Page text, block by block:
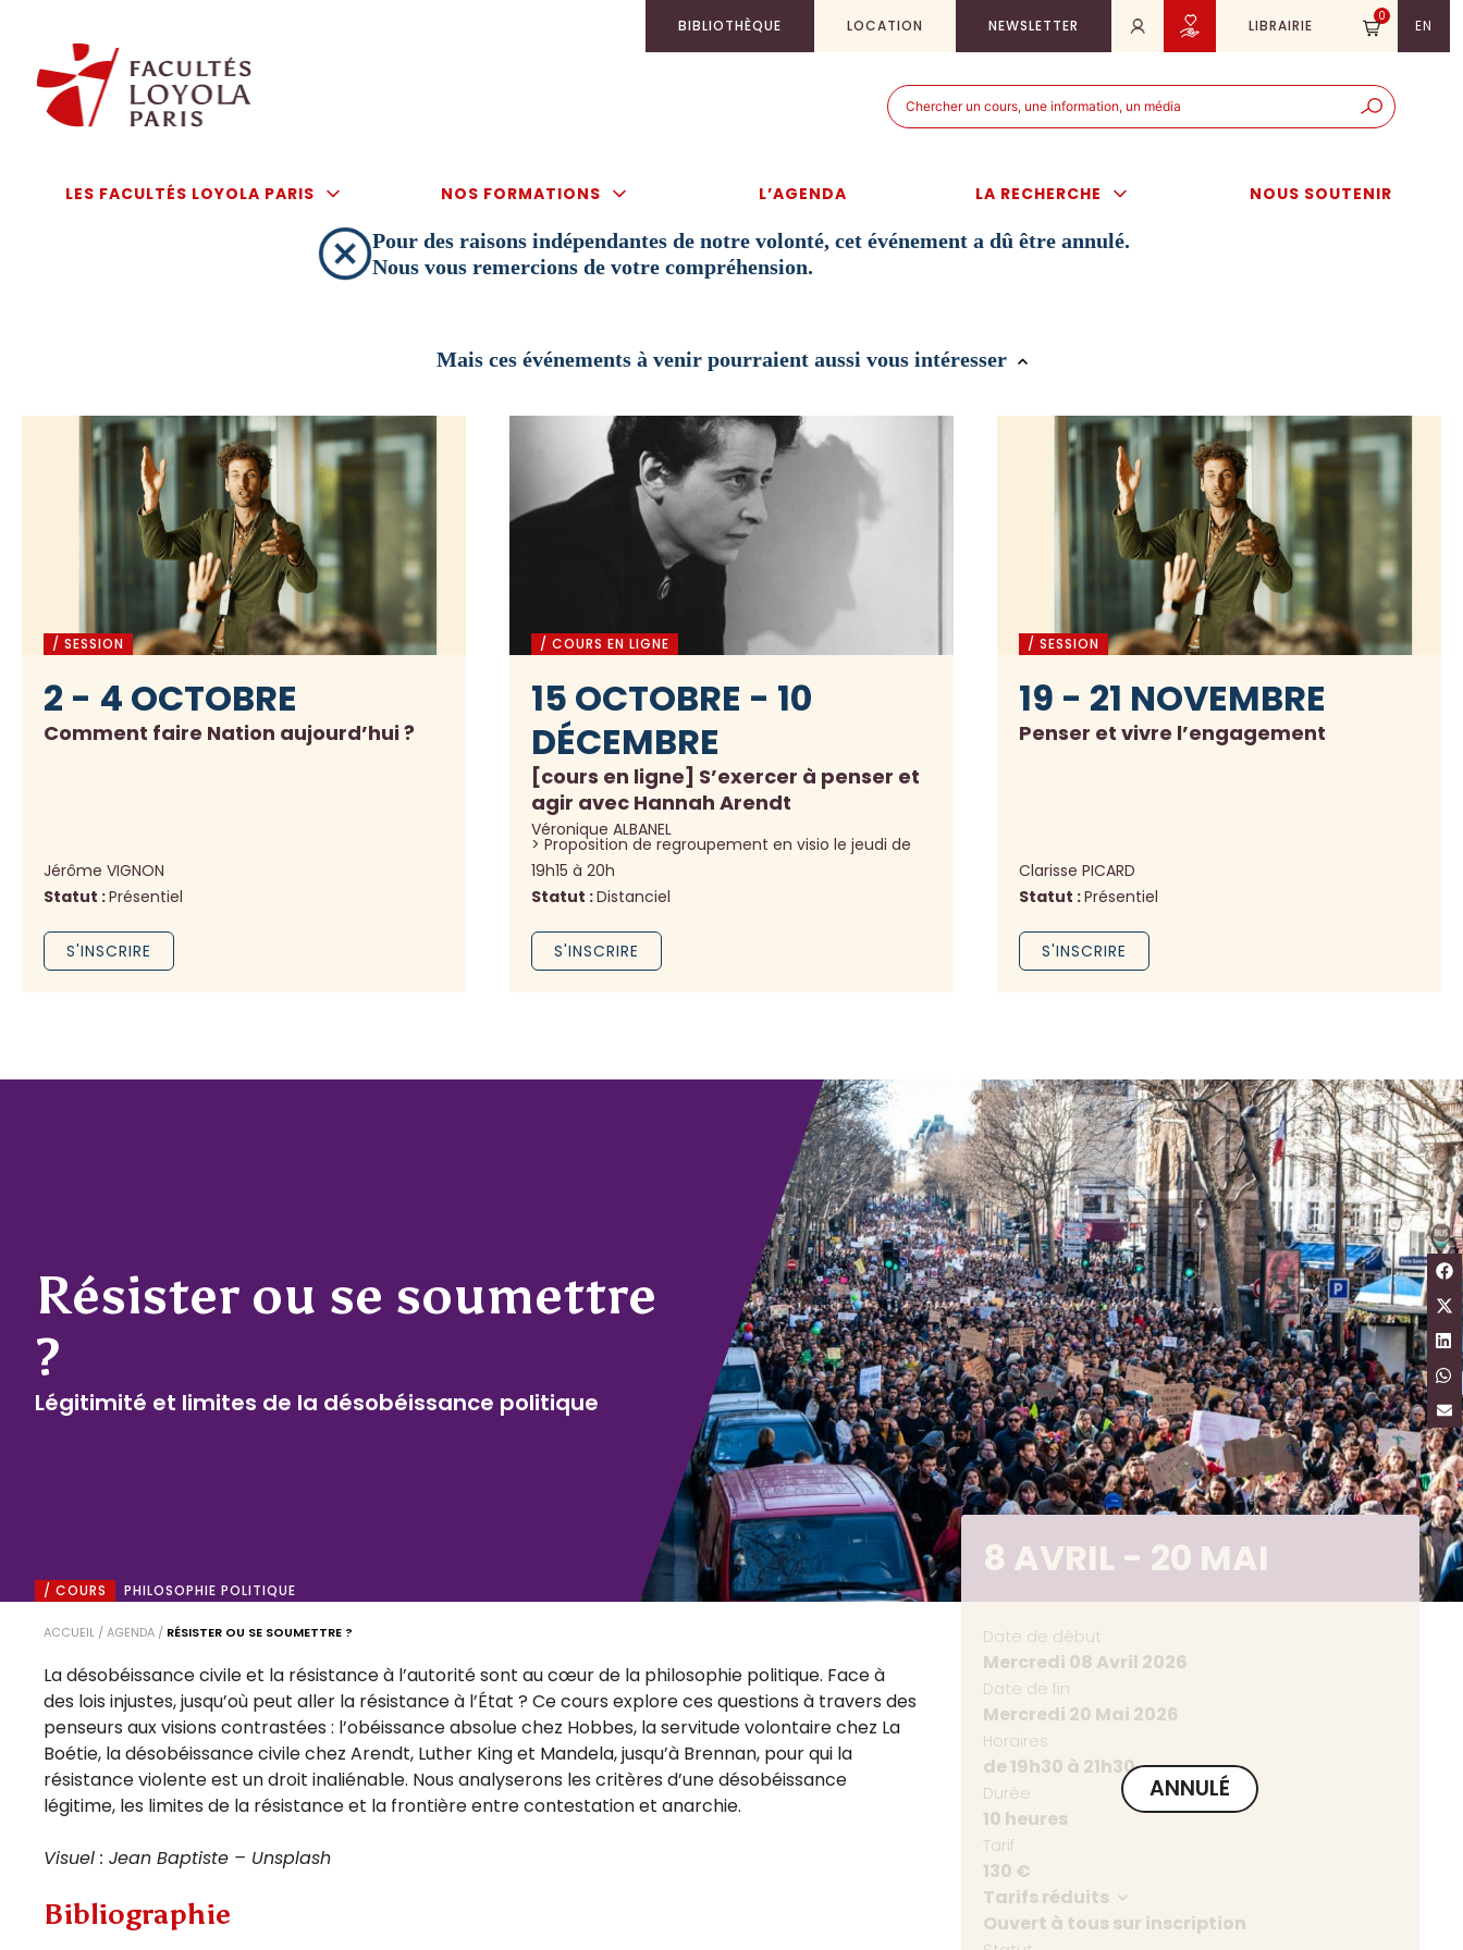
contenu
EN
0
BIBLIOTHÈQUE LOCATION NEWSLETTER LIBRAIRIE
Recherche
pour
Rechercher
LES FACULTÉS LOYOLA PARIS NOS FORMATIONS L’AGENDA LA RECHERCHE NOUS SOUTENIR
Pour des raisons indépendantes de notre volonté, cet événement a dû être annulé.
Nous vous remercions de votre compréhension.
Mais ces événements à venir pourraient aussi vous intéresser
/ SESSION
2 - 4 OCTOBRE
Comment faire Nation aujourd’hui ?
Jérôme VIGNON
Statut :Présentiel
S'INSCRIRE
/ COURS EN LIGNE
15 OCTOBRE - 10
DÉCEMBRE
[cours en ligne] S’exercer à penser et
agir avec Hannah Arendt
Véronique ALBANEL
> Proposition de regroupement en visio le jeudi de
19h15 à 20h
Statut :Distanciel
S'INSCRIRE
/ SESSION
19 - 21 NOVEMBRE
Penser et vivre l’engagement
Clarisse PICARD
Statut :Présentiel
S'INSCRIRE
Résister ou se soumettre
?
Légitimité et limites de la désobéissance politique
/ COURS PHILOSOPHIE POLITIQUE
ACCUEIL /AGENDA / RÉSISTER OU SE SOUMETTRE ?
La désobéissance civile et la résistance à l’autorité sont au cœur de la philosophie politique. Face à
des lois injustes, jusqu’où peut aller la résistance à l’État ? Ce cours explore ces questions à travers des
penseurs aux visions contrastées : l’obéissance absolue chez Hobbes, la servitude volontaire chez La
Boétie, la désobéissance civile chez Arendt, Luther King et Mandela, jusqu’à Brennan, pour qui la
résistance violente est un droit inaliénable. Nous analyserons les critères d’une désobéissance
légitime, les limites de la résistance et la frontière entre contestation et anarchie.
Visuel : Jean Baptiste – Unsplash
Bibliographie
8 AVRIL - 20 MAI
ANNULÉ
Date de début
Mercredi 08 Avril 2026
Date de fin
Mercredi 20 Mai 2026
Horaires
de 19h30 à 21h30
Durée
10 heures
Tarif
130 €
Tarifs réduits
Ouvert à tous sur inscription